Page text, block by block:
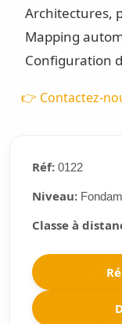
Architectures,
Mapping
Configuration
👉 Contactez-
Réf:0122
Niveau:
Classe à